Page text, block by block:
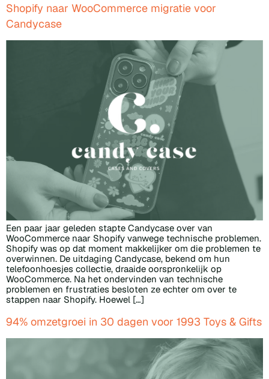
Shopify naar WooCommerce migratie voor
Candycase
Een paar jaar geleden stapte Candycase over van
WooCommerce naar Shopify vanwege technische problemen.
Shopify was op dat moment makkelijker om die problemen te
overwinnen. De uitdaging Candycase, bekend om hun
telefoonhoesjes collectie, draaide oorspronkelijk op
WooCommerce. Na het ondervinden van technische
problemen en frustraties besloten ze echter om over te
stappen naar Shopify. Hoewel […]
94% omzetgroei in 30 dagen voor 1993 Toys & Gifts